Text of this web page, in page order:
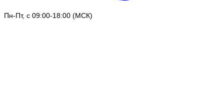
Пн-Пт, с 09:00-18:00 (МСК)